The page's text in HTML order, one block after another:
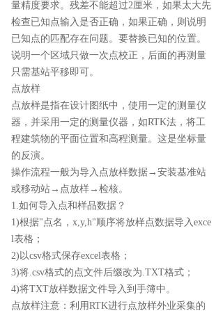
量精度要求。残差不能超过2厘米，如果太大先
检查已知点输入是否正确，如果正确，则说明
已知点的匹配存在问题。要替换已知的位置。
说明一个区域只做一次点校正，后面的再测量
只需基站平移即可。
点放样
点放样是指在设计图纸中，使用一定的测量仪
器，并采用一定的测量仪器，如RTK法，将工
程建筑物的平面位置和高程测量。这是坐标量
的反演。
操作流程一般为导入点放样数据→安装基准站
或移动站→点放样→检核。
1.如何导入点和样品数据？
1)根据"点名，x,y,h"顺序将放样点数据导入exce
l表格；
2)以csv格式保存excel表格；
3)将.csv格式的点文件后缀改为.TXT格式；
4)将TXT放样数据文件导入到手簿中。
点放样注意：利用RTK进行点放样外业采集的